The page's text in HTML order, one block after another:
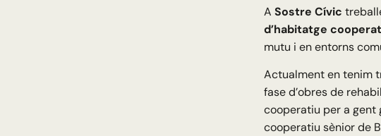
A Sostre Cívic
d’habitatge
mutu i en entorns
Actualment en tenim
fase d’obres de
cooperatiu per a gent
cooperatiu sènior de